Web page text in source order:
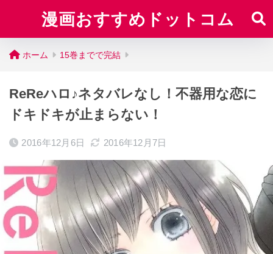
漫画おすすめドットコム
ホーム 15巻までで完結
ReReハロ♪ネタバレなし！不器用な恋に
ドキドキが止まらない！
2016年12月6日 2016年12月7日